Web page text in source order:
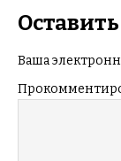
Ваша